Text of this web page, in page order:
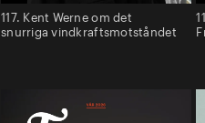
117. Kent Werne om det
snurriga vindkraftsmotståndet